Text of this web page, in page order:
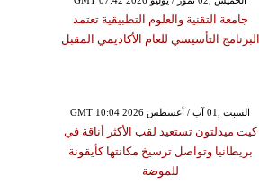
جامعة التقنية والعلوم التطبيقية تعتمد
البرنامج التأسيسي للعام الأكاديمي المقبل
GMT 10:04 2026 السبت ,01 آب / أغسطس
كيت ميدلتون تستعيد لقب الأكثر أناقة في
بريطانيا وتواصل ترسيخ مكانتها كأيقونة
للموضة